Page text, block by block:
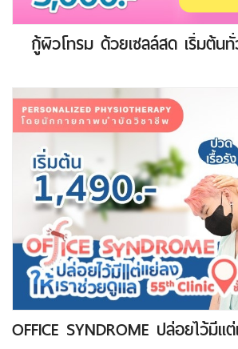
กู้ผิวโทรม ด้วยเซลล์สด เริ่มต้น